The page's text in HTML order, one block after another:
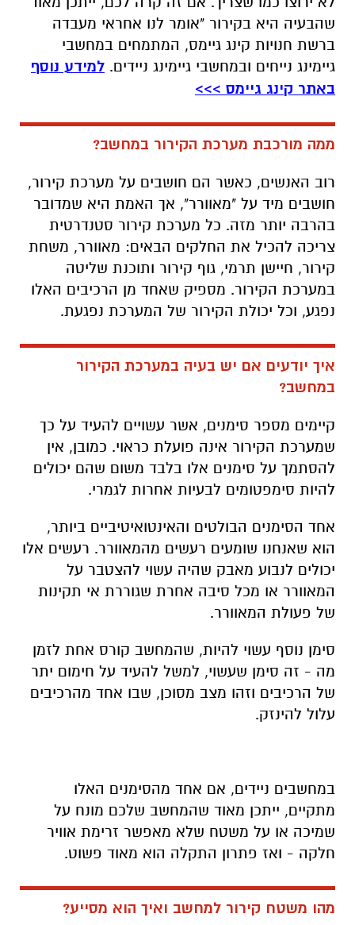
שהבעיה היא בקירור "אומר לנו אחראי מעבדה
ברשת חנויות קינג גיימס, המתמחים במחשבי
גיימינג נייחים ובמחשבי גיימינג ניידים. למידע נוסף
באתר קינג גיימס >>>
ממה מורכבת מערכת הקירור במחשב?
רוב האנשים, כאשר הם חושבים על מערכת קירור,
חושבים מיד על "מאוורר", אך האמת היא שמדובר
בהרבה יותר מזה. כל מערכת קירור סטנדרטית
צריכה להכיל את החלקים הבאים: מאוורר, משחת
קירור, חיישן תרמי, גוף קירור ותוכנת שליטה
במערכת הקירור. מספיק שאחד מן הרכיבים האלו
נפגע, וכל יכולת הקירור של המערכת נפגעת.
איך יודעים אם יש בעיה במערכת הקירור
במחשב?
קיימים מספר סימנים, אשר עשויים להעיד על כך
שמערכת הקירור אינה פועלת כראוי. כמובן, אין
להסתמך על סימנים אלו בלבד משום שהם יכולים
להיות סימפטומים לבעיות אחרות לגמרי.
אחד הסימנים הבולטים והאינטואיטיביים ביותר,
הוא שאנחנו שומעים רעשים מהמאוורר. רעשים אלו
יכולים לנבוע מאבק שהיה עשוי להצטבר על
המאוורר או מכל סיבה אחרת שגוררת אי תקינות
של פעולת המאוורר.
סימן נוסף עשוי להיות, שהמחשב קורס אחת לזמן
מה - זה סימן שעשוי, למשל להעיד על חימום יתר
של הרכיבים וזהו מצב מסוכן, שבו אחד מהרכיבים
עלול להינזק.
במחשבים ניידים, אם אחד מהסימנים האלו
מתקיים, ייתכן מאוד שהמחשב שלכם מונח על
שמיכה או על משטח שלא מאפשר זרימת אוויר
חלקה - ואז פתרון התקלה הוא מאוד פשוט.
מהו משטח קירור למחשב ואיך הוא מסייע?